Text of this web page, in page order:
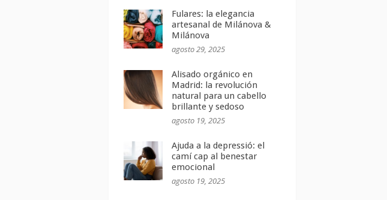
Fulares: la elegancia
artesanal de Milánova &
Milánova
agosto 29, 2025
Alisado orgánico en
Madrid: la revolución
natural para un cabello
brillante y sedoso
agosto 19, 2025
Ajuda a la depressió: el
camí cap al benestar
emocional
agosto 19, 2025